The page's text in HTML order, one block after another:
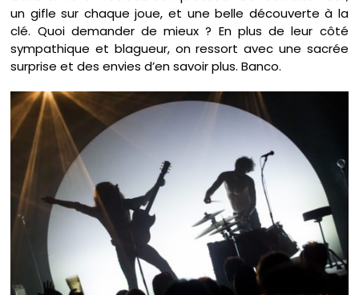
un gifle sur chaque joue, et une belle découverte à la
clé. Quoi demander de mieux ? En plus de leur côté
sympathique et blagueur, on ressort avec une sacrée
surprise et des envies d’en savoir plus. Banco.